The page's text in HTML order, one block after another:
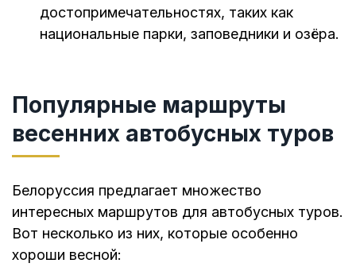
достопримечательностях, таких как
национальные парки, заповедники и озёра.
Популярные маршруты
весенних автобусных туров
Белоруссия предлагает множество
интересных маршрутов для автобусных туров.
Вот несколько из них, которые особенно
хороши весной: